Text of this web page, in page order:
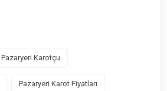
Pazaryeri Karotçu
Pazaryeri Karot Fiyatları